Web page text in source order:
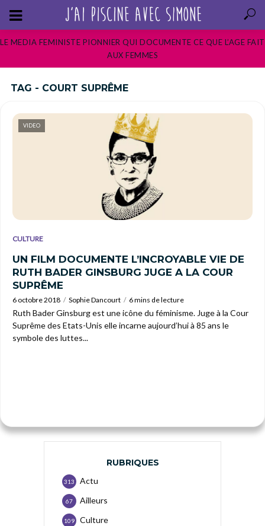
LE MEDIA FEMINISTE PIONNIER QUI DOCUMENTE CE QUE L’AGE FAIT
AUX FEMMES
TAG - COURT SUPRÊME
VIDEO
CULTURE
UN FILM DOCUMENTE L’INCROYABLE VIE DE
RUTH BADER GINSBURG JUGE A LA COUR
SUPRÊME
6 octobre 2018 Sophie Dancourt 6 mins de lecture
Ruth Bader Ginsburg est une icône du féminisme. Juge à la Cour
Suprême des Etats-Unis elle incarne aujourd’hui à 85 ans le
symbole des luttes...
RUBRIQUES
Actu
313
Ailleurs
67
Culture
109